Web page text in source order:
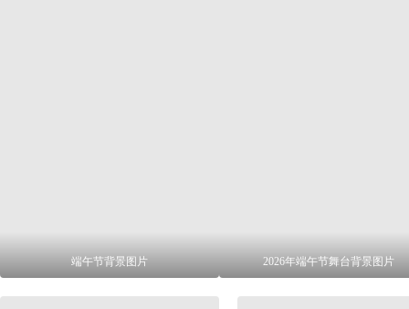
端午节背景图片 2026年端午节舞台背景图片